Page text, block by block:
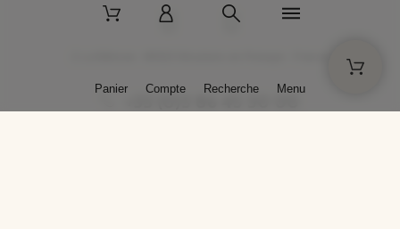
+33 (0)3 86 45 50 00
Panier Compte Recherche Menu